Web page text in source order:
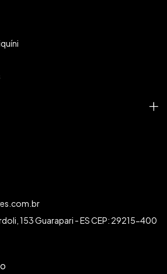
153 Guarapari - ES CEP: 29215-400